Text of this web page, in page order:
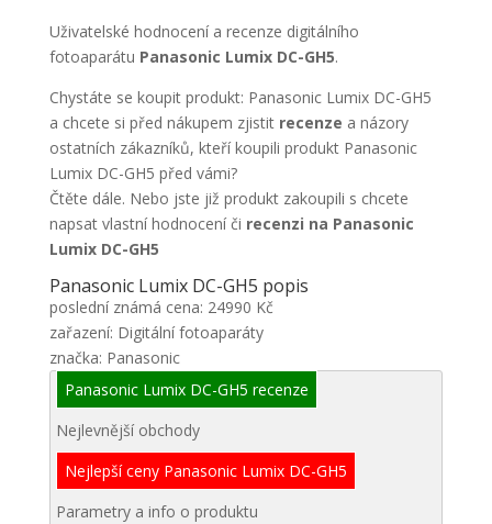
Uživatelské hodnocení a recenze digitálního
fotoaparátu Panasonic Lumix DC-GH5.
Chystáte se koupit produkt: Panasonic Lumix DC-GH5
a chcete si před nákupem zjistit recenze a názory
ostatních zákazníků, kteří koupili produkt Panasonic
Lumix DC-GH5 před vámi?
Čtěte dále. Nebo jste již produkt zakoupili s chcete
napsat vlastní hodnocení či recenzi na Panasonic
Lumix DC-GH5
Panasonic Lumix DC-GH5 popis
poslední známá cena: 24990 Kč
zařazení: Digitální fotoaparáty
značka: Panasonic
Panasonic Lumix DC-GH5 recenze
Nejlevnější obchody
Nejlepší ceny Panasonic Lumix DC-GH5
Parametry a info o produktu